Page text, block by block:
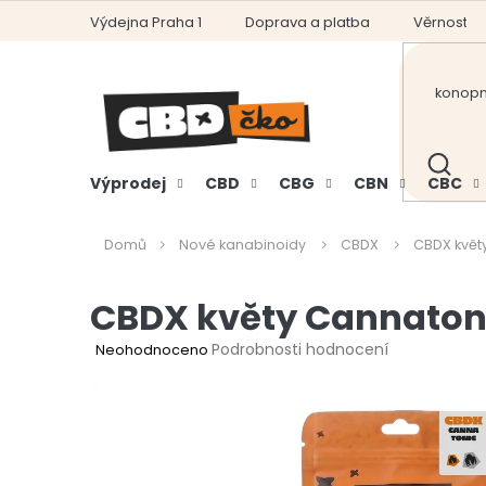
Výdejna Praha 1 Doprava a platba Věrnostní
HLEDAT
Výprodej CBD CBG CBN CBC
Domů Nové kanabinoidy CBDX CBDX
CBDX květy
Průměrné
Neohodnoceno Podrobnosti hodnocení